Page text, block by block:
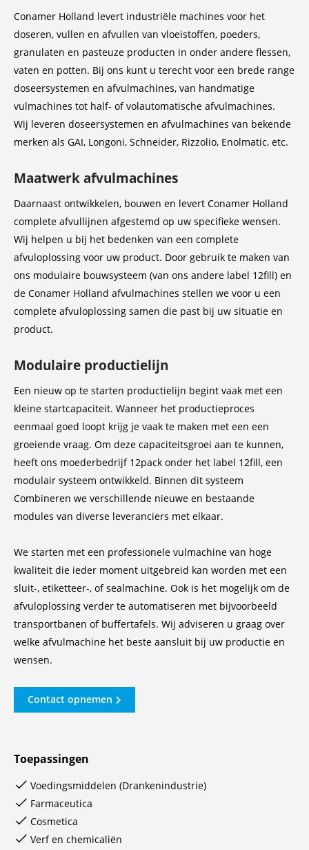
OCCASSIONS
CONTACT
Conamer Holland levert industriële machines voor het
doseren, vullen en afvullen van vloeistoffen, poeders,
granulaten en pasteuze producten in onder andere flessen,
vaten en potten. Bij ons kunt u terecht voor een brede range
doseersystemen en afvulmachines, van handmatige
vulmachines tot half- of volautomatische afvulmachines.
Wij leveren doseersystemen en afvulmachines van bekende
merken als GAI, Longoni, Schneider, Rizzolio, Enolmatic, etc.
Maatwerk afvulmachines
Daarnaast ontwikkelen, bouwen en levert Conamer Holland
complete afvullijnen afgestemd op uw specifieke wensen.
Wij helpen u bij het bedenken van een complete
afvuloplossing voor uw product. Door gebruik te maken van
ons modulaire bouwsysteem (van ons andere label 12fill) en
de Conamer Holland afvulmachines stellen we voor u een
complete afvuloplossing samen die past bij uw situatie en
product.
Modulaire productielijn
Een nieuw op te starten productielijn begint vaak met een
kleine startcapaciteit. Wanneer het productieproces
eenmaal goed loopt krijg je vaak te maken met een een
groeiende vraag. Om deze capaciteitsgroei aan te kunnen,
heeft ons moederbedrijf 12pack onder het label 12fill, een
modulair systeem ontwikkeld. Binnen dit systeem
Combineren we verschillende nieuwe en bestaande
modules van diverse leveranciers met elkaar.
We starten met een professionele vulmachine van hoge
kwaliteit die ieder moment uitgebreid kan worden met een
sluit-, etiketteer-, of sealmachine. Ook is het mogelijk om de
afvuloplossing verder te automatiseren met bijvoorbeeld
transportbanen of buffertafels. Wij adviseren u graag over
welke afvulmachine het beste aansluit bij uw productie en
wensen.
Contact opnemen
Toepassingen
Voedingsmiddelen (Drankenindustrie)
Farmaceutica
Cosmetica
Verf en chemicaliën